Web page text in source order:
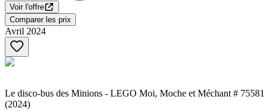
Voir l'offre
Comparer les prix
Avril 2024
Le disco-bus des Minions - LEGO Moi, Moche et Méchant # 75581
(2024)